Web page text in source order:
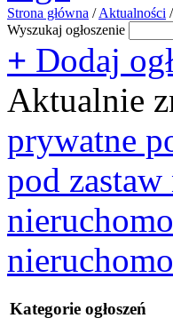
Strona główna / Aktualności /
Wyszukaj ogłoszenie
+ Dodaj
Aktualnie
prywatne
pod
Kategorie ogłoszeń